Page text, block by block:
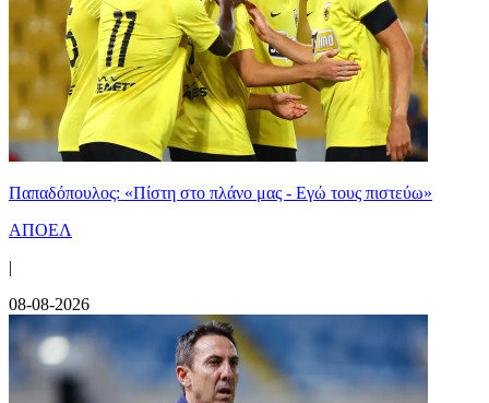
Παπαδόπουλος: «Πίστη στο πλάνο μας - Εγώ τους πιστεύω»
ΑΠΟΕΛ
|
08-08-2026